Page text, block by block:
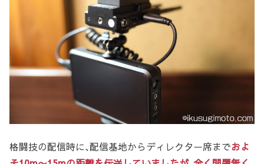
格闘技の配信時に､配信基地からディレクター席までおよ